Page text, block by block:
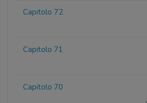
Capitolo 72
Capitolo 71
Capitolo 70